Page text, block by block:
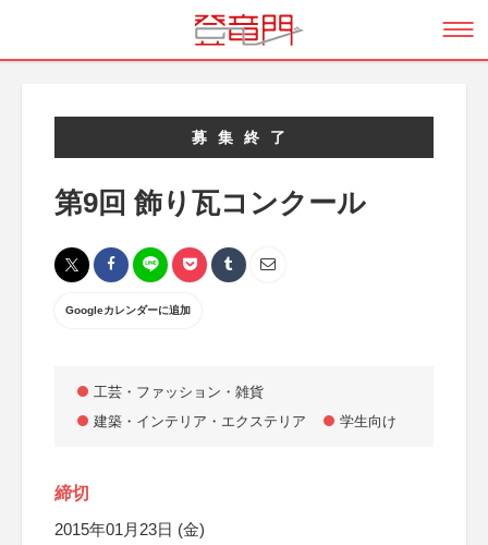
募集終了
第9回 飾り瓦コンクール
Googleカレンダーに追加
工芸・ファッション・雑貨
建築・インテリア・エクステリア
学生向け
締切
2015年01月23日 (金)